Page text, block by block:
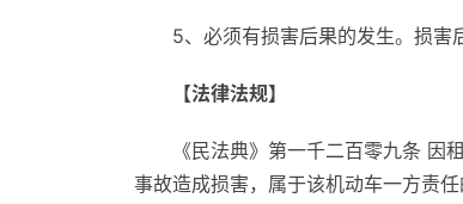
5、必须有损害后果的发生。损害
【法律法规】
《民法典》第一千二百零九条 因
事故造成损害，属于该机动车一方责